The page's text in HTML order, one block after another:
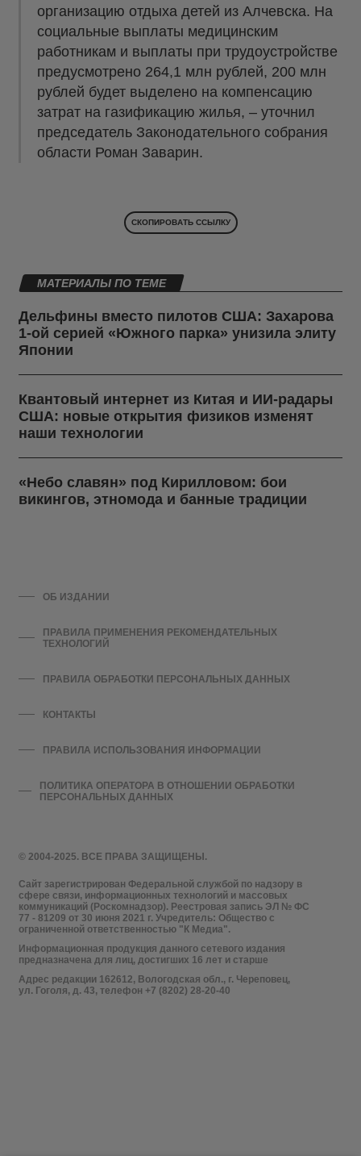
организацию отдыха детей из Алчевска. На
социальные выплаты медицинским
работникам и выплаты при трудоустройстве
предусмотрено 264,1 млн рублей, 200 млн
рублей будет выделено на компенсацию
затрат на газификацию жилья, – уточнил
председатель Законодательного собрания
области Роман Заварин.
СКОПИРОВАТЬ ССЫЛКУ
МАТЕРИАЛЫ ПО ТЕМЕ
Дельфины вместо пилотов США: Захарова
1-ой серией «Южного парка» унизила элиту
Японии
Квантовый интернет из Китая и ИИ-радары
США: новые открытия физиков изменят
наши технологии
«Небо славян» под Кирилловом: бои
викингов, этномода и банные традиции
© 2004-2025. ВСЕ ПРАВА ЗАЩИЩЕНЫ.
Сайт зарегистрирован Федеральной службой по надзору в
сфере связи, информационных технологий и массовых
коммуникаций (Роскомнадзор). Реестровая запись ЭЛ № ФС
77 - 81209 от 30 июня 2021 г. Учредитель: Общество с
ограниченной ответственностью "К Медиа".
Информационная продукция данного сетевого издания
предназначена для лиц, достигших 16 лет и старше
Адрес редакции 162612, Вологодская обл., г. Череповец,
ул. Гоголя, д. 43, телефон +7 (8202) 28-20-40
ОБ ИЗДАНИИ
ПРАВИЛА ПРИМЕНЕНИЯ РЕКОМЕНДАТЕЛЬНЫХ
ТЕХНОЛОГИЙ
ПРАВИЛА ОБРАБОТКИ ПЕРСОНАЛЬНЫХ ДАННЫХ
КОНТАКТЫ
ПРАВИЛА ИСПОЛЬЗОВАНИЯ ИНФОРМАЦИИ
ПОЛИТИКА ОПЕРАТОРА В ОТНОШЕНИИ ОБРАБОТКИ
ПЕРСОНАЛЬНЫХ ДАННЫХ